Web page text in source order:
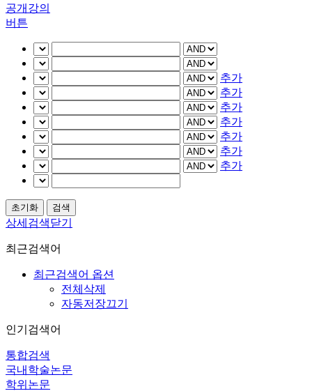
공개강의
버튼
추가
추가
추가
추가
추가
추가
추가
상세검색닫기
최근검색어
최근검색어 옵션
전체삭제
자동저장끄기
인기검색어
통합검색
국내학술논문
학위논문